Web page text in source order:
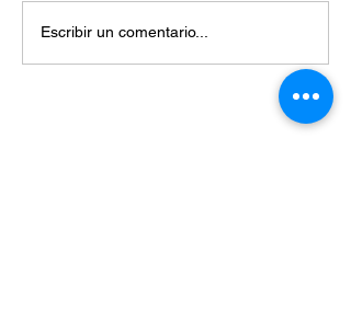
Escribir un comentario...